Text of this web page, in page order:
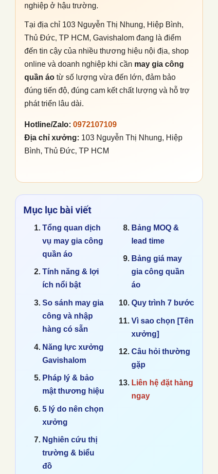
nghiệp ở hậu trường.
Tại địa chỉ 103 Nguyễn Thị Nhung, Hiệp Bình,
Thủ Đức, TP HCM, Gavishalom đang là điểm
đến tin cậy của nhiều thương hiệu nội địa, shop
online và doanh nghiệp khi cần may gia công
quần áo từ số lượng vừa đến lớn, đảm bảo
đúng tiến độ, đúng cam kết chất lượng và hỗ trợ
phát triển lâu dài.
Hotline/Zalo: 0972107109
Địa chỉ xưởng: 103 Nguyễn Thị Nhung, Hiệp
Bình, Thủ Đức, TP HCM
Mục lục bài viết
Tổng quan dịch
vụ may gia công
quần áo
Tính năng & lợi
ích nổi bật
So sánh may gia
công và nhập
hàng có sẵn
Năng lực xưởng
Gavishalom
Pháp lý & bảo
mật thương hiệu
5 lý do nên chọn
xưởng
Nghiên cứu thị
trường & biểu
đồ
Bảng MOQ &
lead time
Bảng giá may
gia công quần
áo
Quy trình 7 bước
Vì sao chọn [Tên
xưởng]
Câu hỏi thường
gặp
Liên hệ đặt hàng
ngay